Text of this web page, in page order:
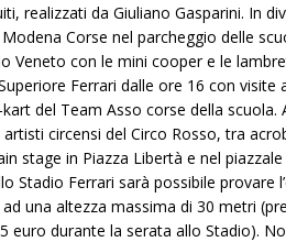
realizzati da Giuliano Gasparini. In
Corse nel parcheggio delle
Veneto con le mini cooper e le
Ferrari dalle ore 16 con
del Team Asso corse della
circensi del Circo Rosso, tra
stage in Piazza Libertà e nel
Stadio Ferrari sarà possibile provare
ad una altezza massima di 30 metri
euro durante la serata allo Stadio).